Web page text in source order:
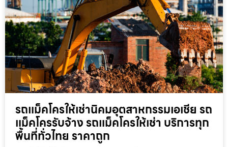
รถแม็คโครให้เช่านิคมอุตสาหกรรมเอเชีย รถ
แม็คโครรับจ้าง รถแม็คโครให้เช่า บริการทุก
พื้นที่ทั่วไทย ราคาถูก